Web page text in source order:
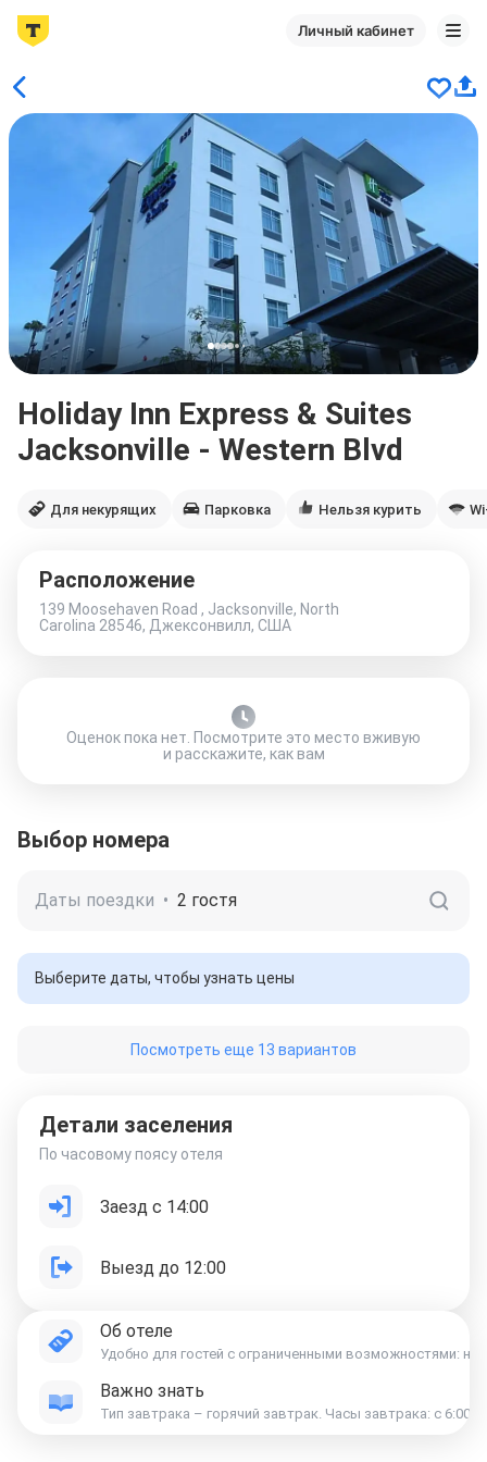
Личный кабинет
Holiday Inn Express & Suites
Jacksonville - Western Blvd
Для некурящих Парковка Нельзя курить
Расположение
139 Moosehaven Road , Jacksonville, North
Carolina 28546, Джексонвилл, США
Оценок пока нет. Посмотрите это место вживую
и расскажите, как вам
Выбор номера
Даты поездки • 2 гостя
Выберите даты, чтобы узнать цены
Посмотреть еще 13 вариантов
Детали заселения
По часовому поясу отеля
Заезд с 14:00
Выезд до 12:00
Об отеле
Удобно для гостей с ограниченными возможностями: на
Важно знать